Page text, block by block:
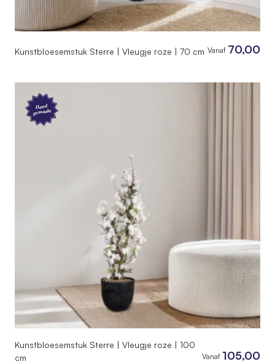
Kunstbloesemstuk Sterre | Vleugje roze | 70 cm Vanaf 70,00
Hand
gemaakt
Kunstbloesemstuk Sterre | Vleugje roze | 100
cm
Vanaf 105,00